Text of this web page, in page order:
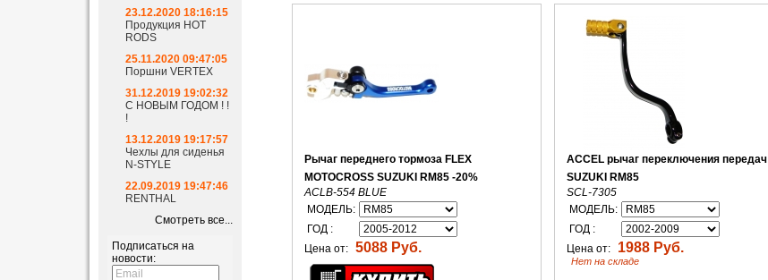
23.12.2020 18:16:15
Продукция HOT
RODS
25.11.2020 09:47:05
Поршни VERTEX
31.12.2019 19:02:32
С НОВЫМ ГОДОМ ! !
!
13.12.2019 19:17:57
Чехлы для сиденья
N-STYLE
22.09.2019 19:47:46
RENTHAL
Смотреть все...
Подписаться на
новости:
Рычаг переднего тормоза FLEX
MOTOCROSS SUZUKI RM85 -20%
ACLB-554 BLUE
МОДЕЛЬ:
ГОД :
Цена от: 5088 Руб.
ACCEL рычаг переключения передач
SUZUKI RM85
SCL-7305
МОДЕЛЬ:
ГОД :
Цена от:
1988 Руб.
Нет на складе